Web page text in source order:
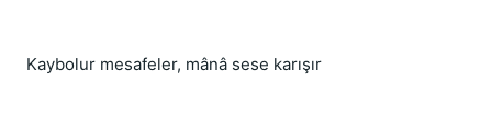
Kaybolur mesafeler, mânâ sese karışır